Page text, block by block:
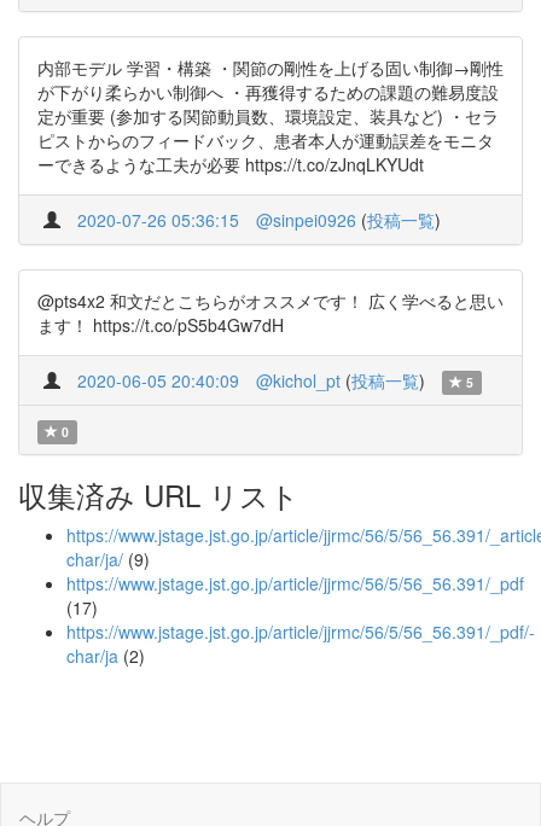
内部モデル 学習・構築 ・関節の剛性を上げる固い制御→剛性
が下がり柔らかい制御へ ・再獲得するための課題の難易度設
定が重要 (参加する関節動員数、環境設定、装具など) ・セラ
ピストからのフィードバック、患者本人が運動誤差をモニタ
ーできるような工夫が必要 https://t.co/zJnqLKYUdt
2020-07-26 05:36:15 @sinpei0926 (投稿一覧)
@pts4x2 和文だとこちらがオススメです！ 広く学べると思い
ます！ https://t.co/pS5b4Gw7dH
2020-06-05 20:40:09 @kichol_pt (投稿一覧) 5
0
収集済み URL リスト
https://www.jstage.jst.go.jp/article/jjrmc/56/5/56_56.391/
char/ja/ (9)
https://www.jstage.jst.go.jp/article/jjrmc/56/5/56_56.391/_pdf
(17)
https://www.jstage.jst.go.jp/article/jjrmc/56/5/56_56.391/_pdf/-
char/ja (2)
ヘルプ